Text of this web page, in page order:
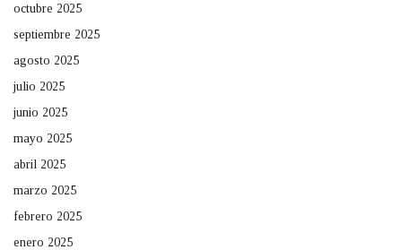
octubre 2025
septiembre 2025
agosto 2025
julio 2025
junio 2025
mayo 2025
abril 2025
marzo 2025
febrero 2025
enero 2025